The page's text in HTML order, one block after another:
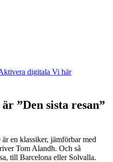
digitala Vi här
”Den sista resan”
är en klassiker, jämförbar med
Tom Alandh. Och så
till Barcelona eller Solvalla.